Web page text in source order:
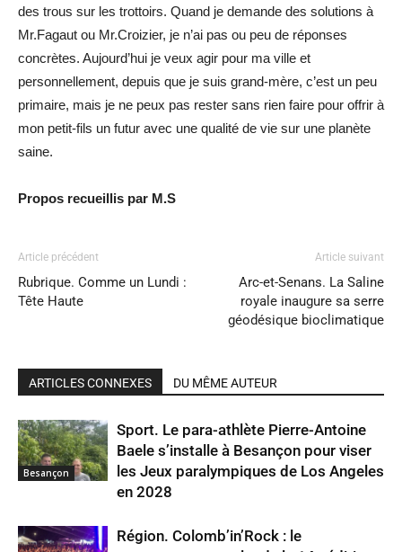
des trous sur les trottoirs. Quand je demande des solutions à
Mr.Fagaut ou Mr.Croizier, je n’ai pas ou peu de réponses
concrètes. Aujourd’hui je veux agir pour ma ville et
personnellement, depuis que je suis grand-mère, c’est un peu
primaire, mais je ne peux pas rester sans rien faire pour offrir à
mon petit-fils un futur avec une qualité de vie sur une planète
saine.
Propos recueillis par M.S
Article précédent
Rubrique. Comme un Lundi :
Tête Haute
Article suivant
Arc-et-Senans. La Saline
royale inaugure sa serre
géodésique bioclimatique
ARTICLES CONNEXES DU MÊME AUTEUR
Besançon
Sport. Le para-athlète Pierre-Antoine
Baele s’installe à Besançon pour viser
les Jeux paralympiques de Los Angeles
en 2028
Région. Colomb’in’Rock : le